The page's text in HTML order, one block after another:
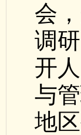
会
调
开
与
地